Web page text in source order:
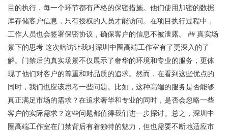
目的执行，每一个环节都有严格的保密措施。他们使用加密的数据
库存储客户信息，只有授权的人员才能访问。在项目执行过程中，
工作人员也会签署保密协议，确保客户的信息不被泄露。 ## 真实场
景下的思考 这次暗访让我对深圳中圈高端工作室有了更深入的了
解。门禁后的真实场景不仅展示了奢华的环境和专业的服务，更体
现了他们对客户的尊重和对品质的追求。然而，在看到这些优点的
同时，我们也应该思考一些问题。比如，这种高端的服务是否能够
真正满足市场的需求？在追求奢华和专业的同时，是否会忽略一些
客户的实际需求？这些问题都值得我们进一步探讨。总之，深圳中
圈高端工作室在门禁背后有着独特的魅力，但也需要不断地适应市